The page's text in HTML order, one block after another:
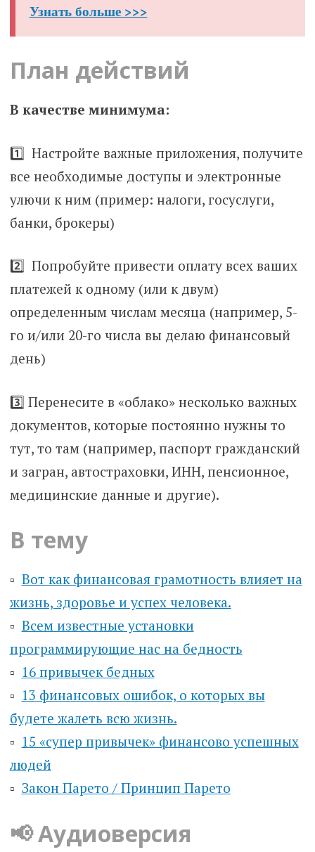
Узнать больше >>>
План действий
В качестве минимума:
1️⃣ Настройте важные приложения, получите
все необходимые доступы и электронные
улючи к ним (пример: налоги, госуслуги,
банки, брокеры)
2️⃣ Попробуйте привести оплату всех ваших
платежей к одному (или к двум)
определенным числам месяца (например, 5-
го и/или 20-го числа вы делаю финансовый
день)
3️⃣ Перенесите в «облако» несколько важных
документов, которые постоянно нужны то
тут, то там (например, паспорт гражданский
и загран, автостраховки, ИНН, пенсионное,
медицинские данные и другие).
В тему
▫️ Вот как финансовая грамотность влияет на
жизнь, здоровье и успех человека.
▫️ Всем известные установки
программирующие нас на бедность
▫️ 16 привычек бедных
▫️ 13 финансовых ошибок, о которых вы
будете жалеть всю жизнь.
▫️ 15 «супер привычек» финансово успешных
людей
▫️ Закон Парето / Принцип Парето
📢 Аудиоверсия